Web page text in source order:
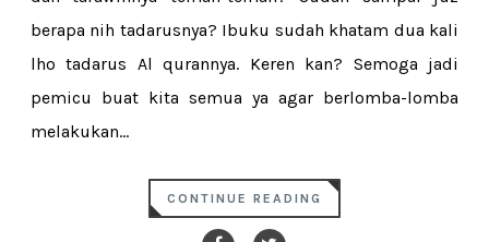
berapa nih tadarusnya? Ibuku sudah khatam dua kali
lho tadarus Al qurannya. Keren kan? Semoga jadi
pemicu buat kita semua ya agar berlomba-lomba
melakukan...
CONTINUE READING